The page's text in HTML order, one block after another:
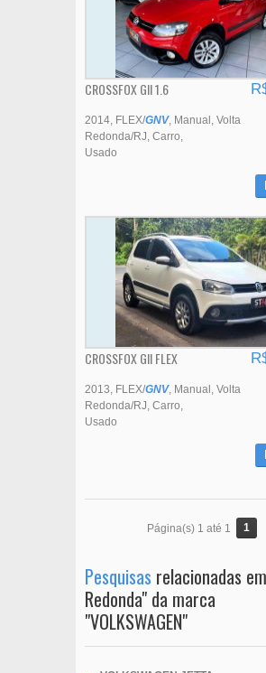
CROSSFOX GII 1.6
2014 FLEX/GNV Manual
Volta
Redonda/RJ Carro
Usado
CROSSFOX GII FLEX
2013 FLEX/GNV Manual
Volta
Redonda/RJ Carro
Usado
Página(s) 1 até 1 1
Pesquisas relacionadas
Redonda" da marca
"VOLKSWAGEN"